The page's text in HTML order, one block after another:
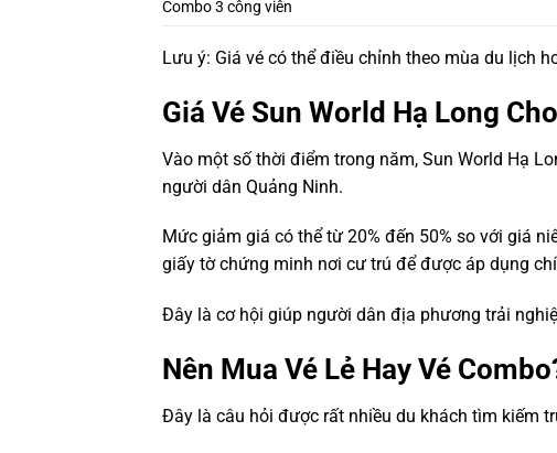
Combo 3 công viên
Lưu ý: Giá vé có thể điều chỉnh theo mùa du lịch
Giá Vé Sun World Hạ Long
Vào một số thời điểm trong năm, Sun World Hạ
người dân Quảng Ninh.
Mức giảm giá có thể từ 20% đến 50% so với giá
giấy tờ chứng minh nơi cư trú để được áp dụng
Đây là cơ hội giúp người dân địa phương trải
Nên Mua Vé Lẻ Hay Vé
Đây là câu hỏi được rất nhiều du khách tìm kiếm